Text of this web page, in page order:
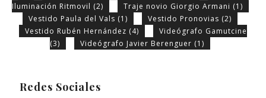
Iluminación Ritmovil (2) Traje novio Giorgio Armani (1)
Vestido Paula del Vals (1) Vestido Pronovias (2)
Vestido Rubén Hernández (4)
Videógrafo Gamutcine
(3)
Videógrafo Javier Berenguer (1)
Redes Sociales